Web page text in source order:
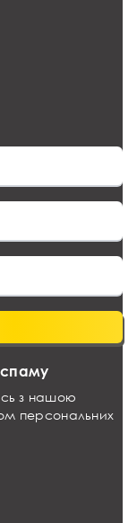
спаму
з нашою
персональних